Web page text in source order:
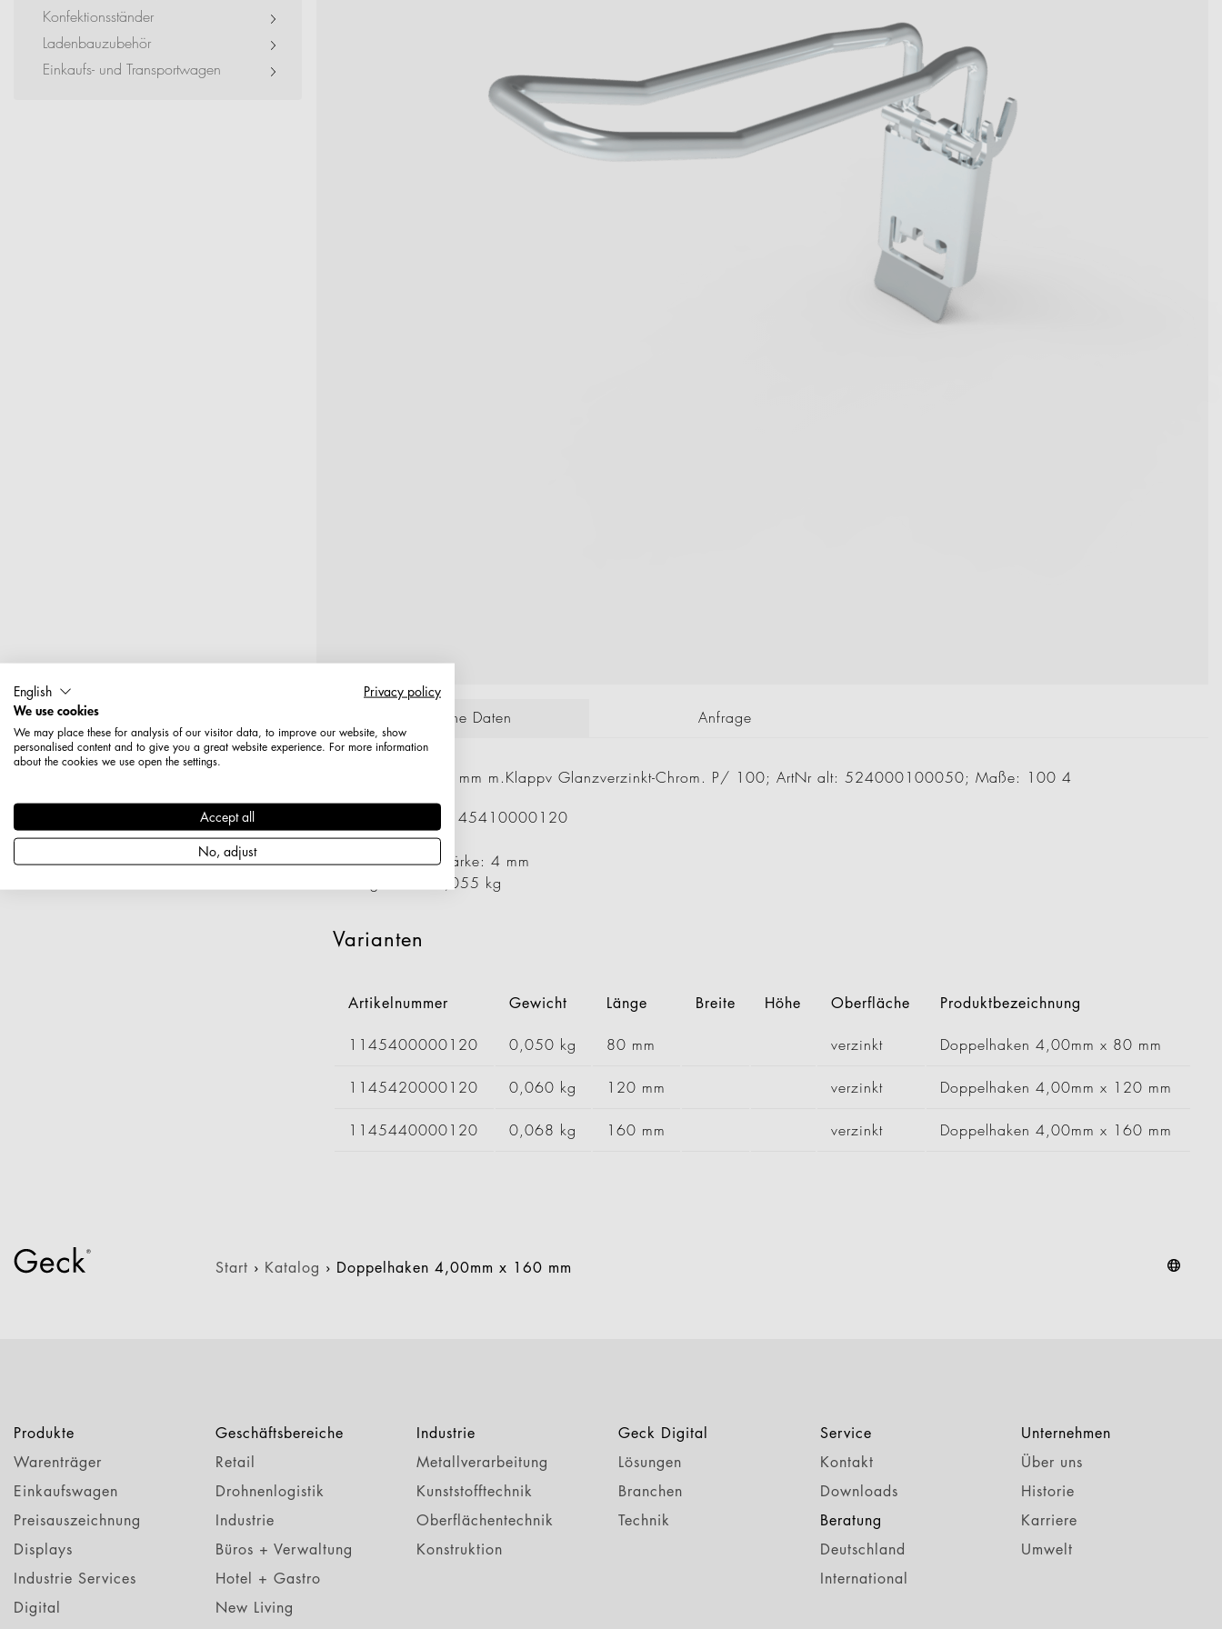
Event + Messe
Dienstleister + Small Business
Lernen sie jetzt die innovativen Systemlösungen
von Geck kennen.
Konfektionsständer
Ladenbauzubehör
Einkaufs- und Transportwagen
Technische Daten Anfrage
Doppelhaken 4,0 mm m.Klappv Glanzverzinkt-Chrom. P/ 100; ArtNr alt: 524000100050; Maße: 100 4
Artikelnummer: 1145410000120
Länge: 100 mm
Durchmesser / Stärke: 4 mm
Nettogewicht: 0,055 kg
Varianten
Artikelnummer Gewicht Länge Breite Höhe Oberfläche Produktbezeichnung
1145400000120 0,050 kg 80 mm verzinkt Doppelhaken 4,00mm x 80 mm
1145420000120 0,060 kg 120 mm verzinkt Doppelhaken 4,00mm x 120 mm
1145440000120 0,068 kg 160 mm verzinkt Doppelhaken 4,00mm x 160 mm
Start › Katalog › Doppelhaken 4,00mm x 160 mm
Produkte
Warenträger
Einkaufswagen
Preisauszeichnung
Displays
Industrie Services
Digital
Geschäftsbereiche
Retail
Drohnenlogistik
Industrie
Büros + Verwaltung
Hotel + Gastro
New Living
Industrie
Metallverarbeitung
Kunststofftechnik
Oberflächentechnik
Konstruktion
Geck Digital
Lösungen
Branchen
Technik
Service
Kontakt
Downloads
Beratung
Deutschland
International
Unternehmen
Über uns
Historie
Karriere
Umwelt
English
Privacy policy
We use cookies
We may place these for analysis of our visitor data, to improve our website, show
personalised content and to give you a great website experience. For more information
about the cookies we use open the settings.
Accept all
No, adjust